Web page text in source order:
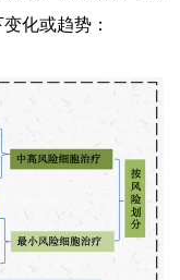
化或趋势：